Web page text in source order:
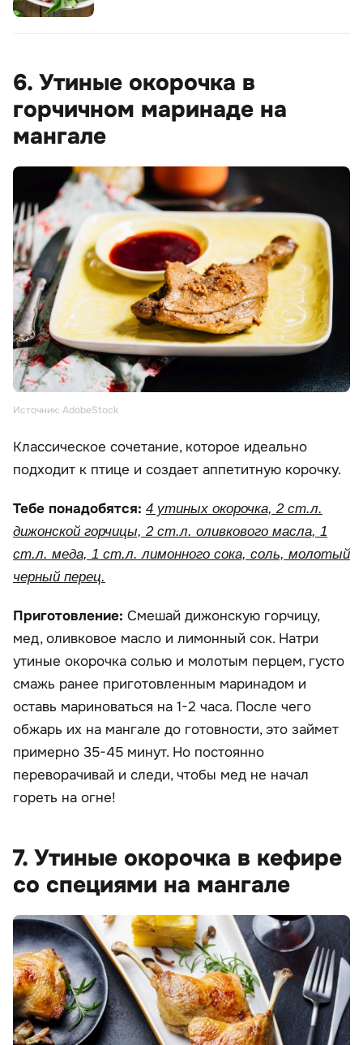
6. Утиные окорочка в
горчичном маринаде на
мангале
Источник: AdobeStock
Классическое сочетание, которое идеально
подходит к птице и создает аппетитную корочку.
Тебе понадобятся: 4 утиных окорочка, 2 ст.л.
дижонской горчицы, 2 ст.л. оливкового масла, 1
ст.л. меда, 1 ст.л. лимонного сока, соль, молотый
черный перец.
Приготовление: Смешай дижонскую горчицу,
мед, оливковое масло и лимонный сок. Натри
утиные окорочка солью и молотым перцем, густо
смажь ранее приготовленным маринадом и
оставь мариноваться на 1-2 часа. После чего
обжарь их на мангале до готовности, это займет
примерно 35-45 минут. Но постоянно
переворачивай и следи, чтобы мед не начал
гореть на огне!
7. Утиные окорочка в кефире
со специями на мангале